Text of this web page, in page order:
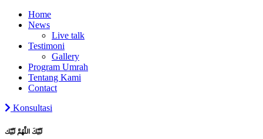
Home
News
Live talk
Testimoni
Gallery
Program Umrah
Tentang Kami
Contact
Konsultasi
لَبَّيْكَ اللَّهُمَّ لَبَّيْك